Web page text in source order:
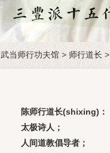
武当师行功夫馆 > 师行道长 >
陈师行道长(shixing)：
太极诗人；
人间道教倡导者；